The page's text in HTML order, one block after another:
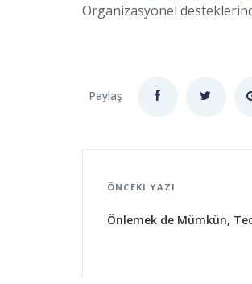
Organizasyonel
Paylaş
ÖNCEKI YAZI
Önlemek de Mümkün,